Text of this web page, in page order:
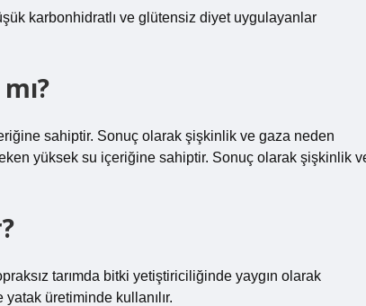
karbonhidratlı ve glütensiz diyet uygulayanlar
sahiptir. Sonuç olarak şişkinlik ve gaza neden
yüksek su içeriğine sahiptir. Sonuç olarak şişkinlik
tarımda bitki yetiştiriciliğinde yaygın olarak
yatak üretiminde kullanılır.